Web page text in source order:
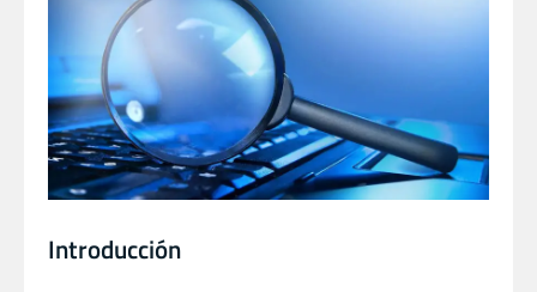
Introducción